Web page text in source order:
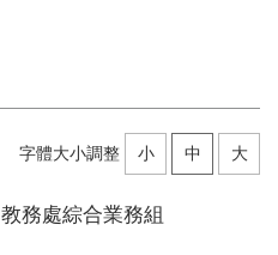
字體大小調整 小 中 大
教務處綜合業務組